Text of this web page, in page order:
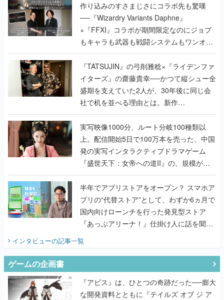
作り込みのすさまじさにコラボ先も驚嘆
──『Wizardry Variants Daphne』
×『FFXI』コラボが期間限定なのにジョブ
もキャラも武器も戦闘システムもワンオフ
で作り込まれた理由を両ディレクターに聞
く
『TATSUJIN』の弓削雅稔×『ライデンファ
イターズ』の齋藤貴幸──かつて縦シュー全
盛期を支えていた2人が、30年後に同じ会
社で机を並べる理由とは。新作
『TATSUJIN EXTREME』で初タッグを組
んだレジェンド2人に訊く開発秘話
実写映像1000分、ルート分岐100種類以
上。配信開始5日で100万本を売った、中国
発の実写インタラクティブドラマゲーム
『盛世天下：女帝への道II』の、規模が違
うこだわりをプロデューサーに聞いた
半年でアプリストアをオープン？ スマホア
プリの“代替ストア”として、わずか6ヵ月で
国内向けローンチを行った発見型ストア
『あっぷアリーナ！』仕掛け人に話を聞い
てみた
インタビューの記事一覧
ゲームの企画書
『アビス』は、ひとつの奇跡だった──膨大
な開発資料とともに『テイルズ オブ ジ ア